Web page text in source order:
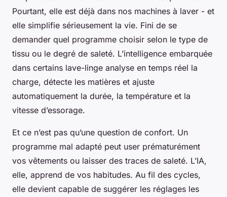
Pourtant, elle est déjà dans nos machines à laver - et
elle simplifie sérieusement la vie. Fini de se
demander quel programme choisir selon le type de
tissu ou le degré de saleté. L’intelligence embarquée
dans certains lave-linge analyse en temps réel la
charge, détecte les matières et ajuste
automatiquement la durée, la température et la
vitesse d’essorage.
Et ce n’est pas qu’une question de confort. Un
programme mal adapté peut user prématurément
vos vêtements ou laisser des traces de saleté. L’IA,
elle, apprend de vos habitudes. Au fil des cycles,
elle devient capable de suggérer les réglages les